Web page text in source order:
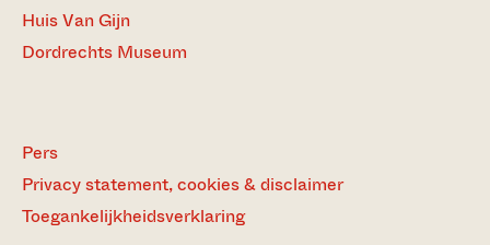
Huis Van Gijn
Dordrechts Museum
Pers
Privacy statement, cookies & disclaimer
Toegankelijkheidsverklaring